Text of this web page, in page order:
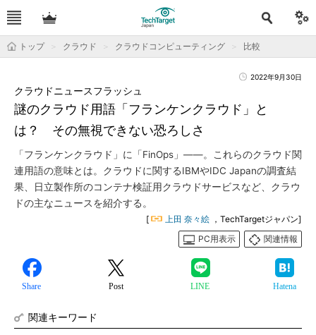
トップ クラウド クラウドコンピューティング 比較
2022年9月30日
謎のクラウド用語「フランケンクラウド」と
は？ その無視できない恐ろしさ
クラウドニュースフラッシュ
「フランケンクラウド」に「FinOps」――。これらのクラウド関
連用語の意味とは。クラウドに関するIBMやIDC Japanの調査結
果、日立製作所のコンテナ検証用クラウドサービスなど、クラウ
ドの主なニュースを紹介する。
[ 上田 奈々絵 ，TechTargetジャパン]
PC用表示
関連情報
Share Post LINE Hatena
関連キーワード